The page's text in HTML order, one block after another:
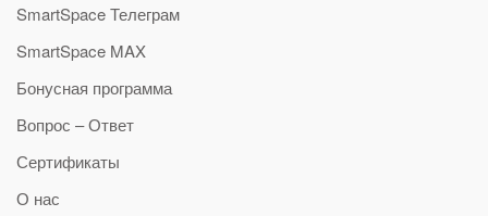
SmartSpace Телеграм
SmartSpace MAX
Бонусная программа
Вопрос – Ответ
Сертификаты
О нас